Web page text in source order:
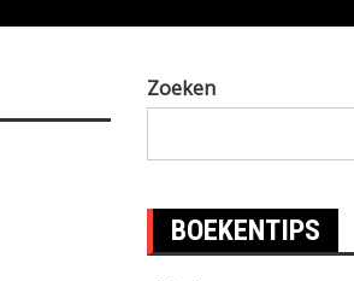
Zoeken
BOEKENTIPS